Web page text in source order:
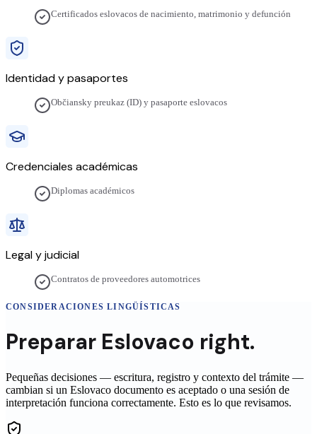
Certificados eslovacos de nacimiento, matrimonio y defunción
Identidad y pasaportes
Občiansky preukaz (ID) y pasaporte eslovacos
Credenciales académicas
Diplomas académicos
Legal y judicial
Contratos de proveedores automotrices
CONSIDERACIONES LINGÜÍSTICAS
Preparar Eslovaco right.
Pequeñas decisiones — escritura, registro y contexto del trámite —
cambian si un Eslovaco documento es aceptado o una sesión de
interpretación funciona correctamente. Esto es lo que revisamos.